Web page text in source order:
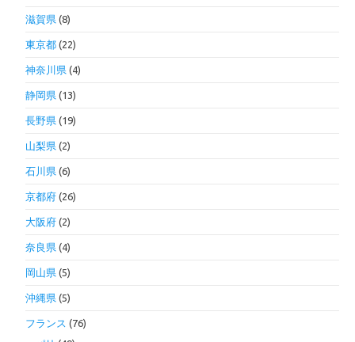
滋賀県 (8)
東京都 (22)
神奈川県 (4)
静岡県 (13)
長野県 (19)
山梨県 (2)
石川県 (6)
京都府 (26)
大阪府 (2)
奈良県 (4)
岡山県 (5)
沖縄県 (5)
フランス (76)